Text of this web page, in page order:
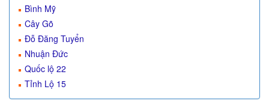
Bình Mỹ
Cây Gõ
Đỗ Đăng Tuyển
Nhuận Đức
Quốc lộ 22
Tỉnh Lộ 15